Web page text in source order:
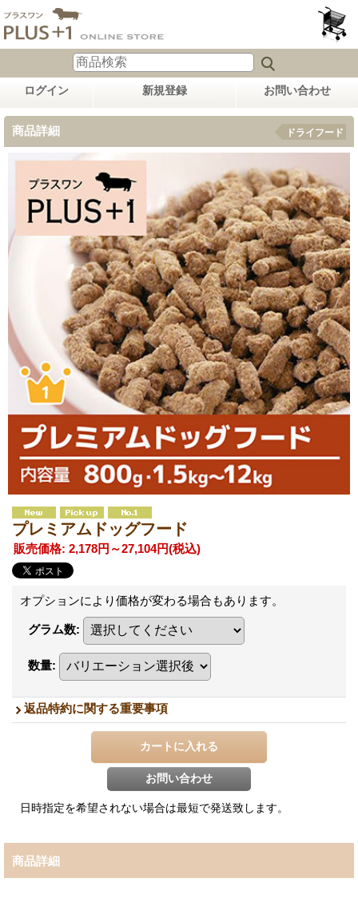
ログイン 新規登録 お問い合わせ
商品詳細 ドライフード
プレミアムドッグフード
販売価格: 2,178円～27,104円(税込)
オプションにより価格が変わる場合もあります。
グラム数:
数量:
返品特約に関する重要事項
商品詳細